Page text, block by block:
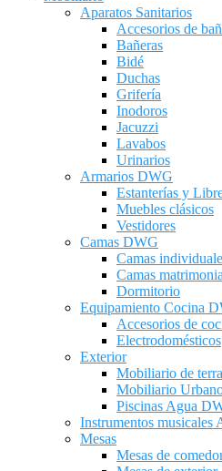
Aparatos Sanitarios
Accesorios de
Bañeras
Bidé
Duchas
Grifería
Inodoros
Jacuzzi
Lavabos
Urinarios
Armarios DWG
Estanterías y
Muebles clásicos
Vestidores
Camas DWG
Camas
Camas
Dormitorio
Equipamiento Cocina
Accesorios de
Electrodomésticos
Exterior
Mobiliario de
Mobiliario
Piscinas Agua
Instrumentos musicales
Mesas
Mesas de